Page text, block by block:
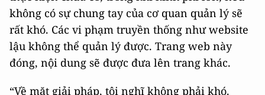
không có sự chung tay của cơ quan quản lý sẽ
rất khó. Các vi phạm truyền thống như website
lậu không thể quản lý được. Trang web này
đóng, nội dung sẽ được đưa lên trang khác.
“Về mặt giải pháp, tôi nghĩ không phải khó.